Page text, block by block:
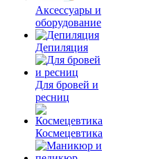
Аксессуары и
оборудование
Депиляция
Для бровей и
ресниц
Космецевтика